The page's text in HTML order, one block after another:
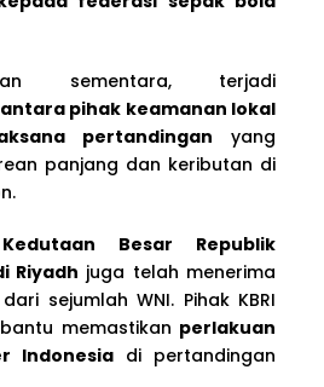
sementara, terjadi
pihak keamanan lokal
pertandingan yang
panjang dan keributan di
Kedutaan Besar Republik
Riyadh juga telah menerima
sejumlah WNI. Pihak KBRI
memastikan perlakuan
Indonesia di pertandingan